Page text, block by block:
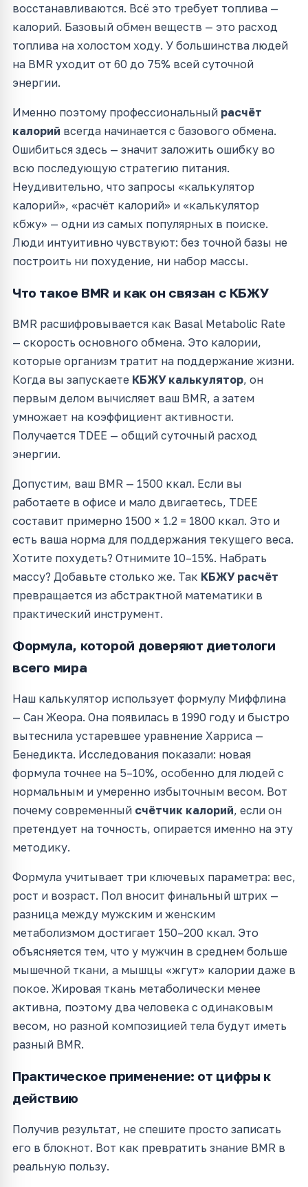
восстанавливаются. Всё это требует топлива —
калорий. Базовый обмен веществ — это расход
топлива на холостом ходу. У большинства людей
на BMR уходит от 60 до 75% всей суточной
энергии.
Именно поэтому профессиональный расчёт
калорий всегда начинается с базового обмена.
Ошибиться здесь — значит заложить ошибку во
всю последующую стратегию питания.
Неудивительно, что запросы «калькулятор
калорий», «расчёт калорий» и «калькулятор
кбжу» — одни из самых популярных в поиске.
Люди интуитивно чувствуют: без точной базы не
построить ни похудение, ни набор массы.
Что такое BMR и как он связан с КБЖУ
BMR расшифровывается как Basal Metabolic Rate
— скорость основного обмена. Это калории,
которые организм тратит на поддержание жизни.
Когда вы запускаете КБЖУ калькулятор, он
первым делом вычисляет ваш BMR, а затем
умножает на коэффициент активности.
Получается TDEE — общий суточный расход
энергии.
Допустим, ваш BMR — 1500 ккал. Если вы
работаете в офисе и мало двигаетесь, TDEE
составит примерно 1500 × 1.2 = 1800 ккал. Это и
есть ваша норма для поддержания текущего веса.
Хотите похудеть? Отнимите 10–15%. Набрать
массу? Добавьте столько же. Так КБЖУ расчёт
превращается из абстрактной математики в
практический инструмент.
Формула, которой доверяют диетологи
всего мира
Наш калькулятор использует формулу Миффлина
— Сан Жеора. Она появилась в 1990 году и быстро
вытеснила устаревшее уравнение Харриса —
Бенедикта. Исследования показали: новая
формула точнее на 5–10%, особенно для людей с
нормальным и умеренно избыточным весом. Вот
почему современный счётчик калорий, если он
претендует на точность, опирается именно на эту
методику.
Формула учитывает три ключевых параметра: вес,
рост и возраст. Пол вносит финальный штрих —
разница между мужским и женским
метаболизмом достигает 150–200 ккал. Это
объясняется тем, что у мужчин в среднем больше
мышечной ткани, а мышцы «жгут» калории даже в
покое. Жировая ткань метаболически менее
активна, поэтому два человека с одинаковым
весом, но разной композицией тела будут иметь
разный BMR.
Практическое применение: от цифры к
действию
Получив результат, не спешите просто записать
его в блокнот. Вот как превратить знание BMR в
реальную пользу.